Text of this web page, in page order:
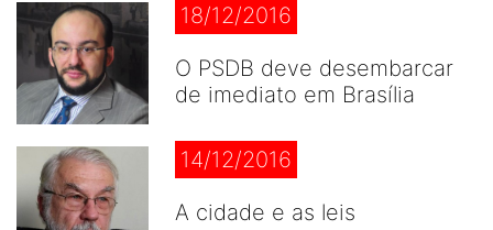
18/12/2016
O PSDB deve desembarcar
de imediato em Brasília
14/12/2016
A cidade e as leis